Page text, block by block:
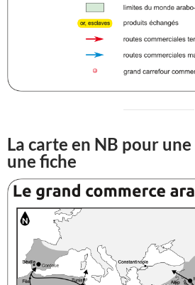
La carte en NB pour
une fiche